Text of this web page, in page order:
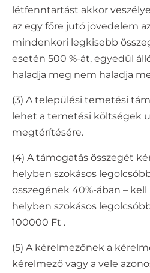
létfenntartást akkor
az egy főre jutó jövedelem
mindenkori legkisebb
esetén 500 %-át, egyedül
haladja meg nem haladja
(3) A települési temetési
lehet a temetési költségek
megtérítésére.
(4) A támogatás összegét
helyben szokásos
összegének 40%-ában –
helyben szokásos
100000 Ft .
(5) A kérelmezőnek a
kérelmező vagy a vele